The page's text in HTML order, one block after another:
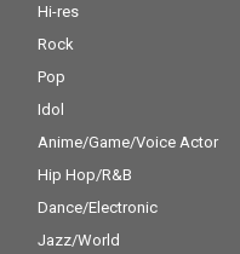
Hi-res
Rock
Pop
Idol
Anime/Game/Voice Actor
Hip Hop/R&B
Dance/Electronic
Jazz/World